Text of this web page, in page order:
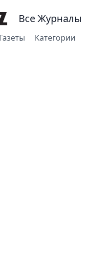
Газеты Категории
Все Журналы